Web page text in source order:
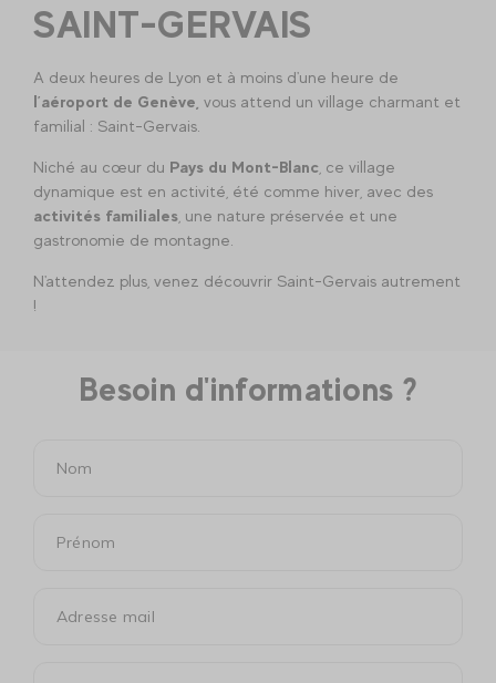
SAINT-GERVAIS
A deux heures de Lyon et à moins d'une heure de
l’aéroport de Genève, vous attend un village charmant et
familial : Saint-Gervais.
Niché au cœur du Pays du Mont-Blanc , ce village
dynamique est en activité, été comme hiver, avec des
activités familiales , une nature préservée et une
gastronomie de montagne.
N'attendez plus, venez découvrir Saint-Gervais autrement
!
Besoin d'informations ?